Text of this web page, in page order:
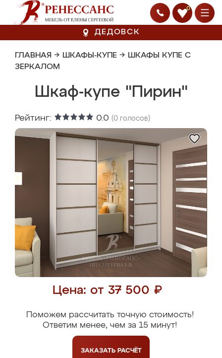
0
ДЕДОВСК
ГЛАВНАЯ → ШКАФЫ-КУПЕ → ШКАФЫ КУПЕ С
ЗЕРКАЛОМ
Шкаф-купе "Пирин"
Рейтинг: 0.0 (0 голосов)
Цена: от 37 500 ₽
Поможем рассчитать точную стоимость!
Ответим менее, чем за 15 минут!
ЗАКАЗАТЬ РАСЧЁТ